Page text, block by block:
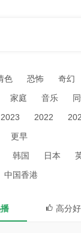
色 恐怖 奇幻
家庭 音乐
2023 2022
更早
韩国 日本
中国香港
高分